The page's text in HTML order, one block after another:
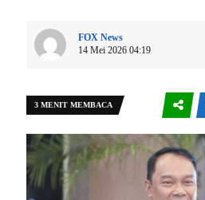
FOX News
14 Mei 2026 04:19
3 MENIT MEMBACA